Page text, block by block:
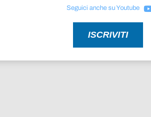
Seguici anche su Youtube
ISCRIVITI